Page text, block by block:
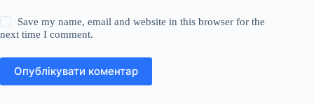
Save my name, email and website in this browser for the
next time I comment.
Опублікувати коментар